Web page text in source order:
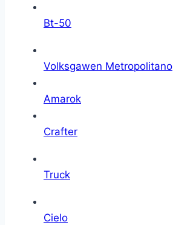
Bt-50
Volksgawen Metropolitano
Amarok
Crafter
Truck
Cielo